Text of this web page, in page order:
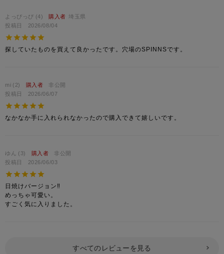
よっぴっぴ 4 購入者
埼玉県
投稿日
2026/08/04
探していたものを買えて良かったです。穴場のSPINNSです。
mi 2 購入者
非公開
投稿日
2026/06/07
なかなか手に入れられなかったので購入できて嬉しいです。
ゆん 3 購入者
非公開
投稿日
2026/06/03
日焼けバージョン‼︎
めっちゃ可愛い。
すごく気に入りました。
すべてのレビューを見る